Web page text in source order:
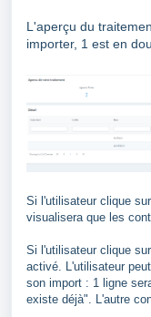
L'aperçu du
importer, 1 est en
Si l'utilisateur clique
visualisera que les
Si l'utilisateur clique
activé. L'utilisateur
son import : 1 ligne
existe déjà". L'autre